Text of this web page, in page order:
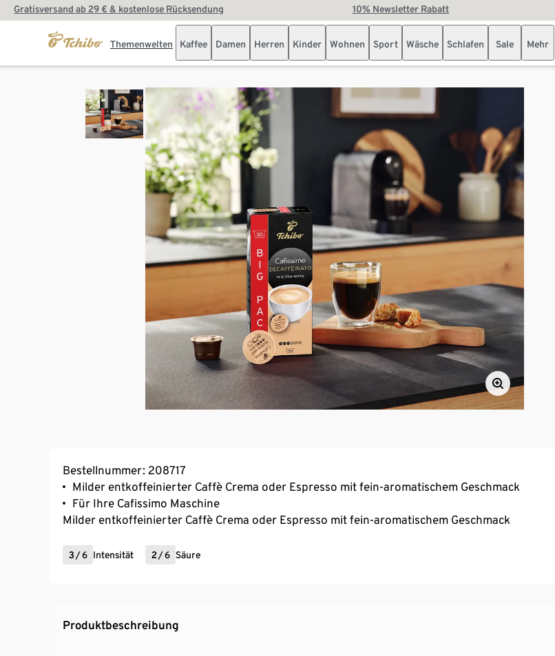
Gratisversand ab 29 € & kostenlose Rücksendung 10% Newsletter Rabatt
Themenwelten Kaffee Damen Herren Kinder Wohnen Sport Wäsche Schlafen Sale Mehr
Bestellnummer: 208717
Milder entkoffeinierter Caffè Crema oder Espresso mit fein-aromatischem Geschmack
Für Ihre Cafissimo Maschine
Milder entkoffeinierter Caffè Crema oder Espresso mit fein-aromatischem Geschmack
3 /6 Intensität 2 /6 Säure
Produktbeschreibung